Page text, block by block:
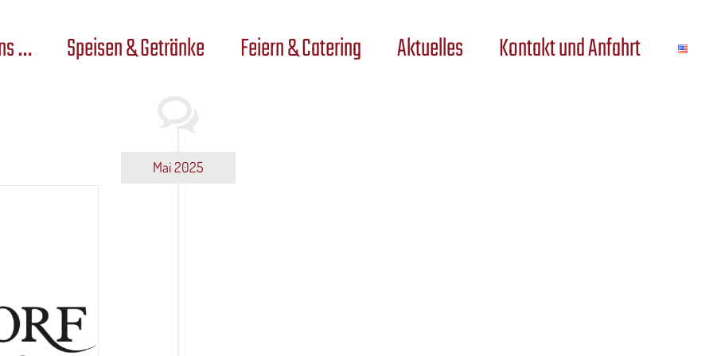
… Speisen & Getränke Feiern & Catering Aktuelles Kontakt und Anfahrt
Mai 2025